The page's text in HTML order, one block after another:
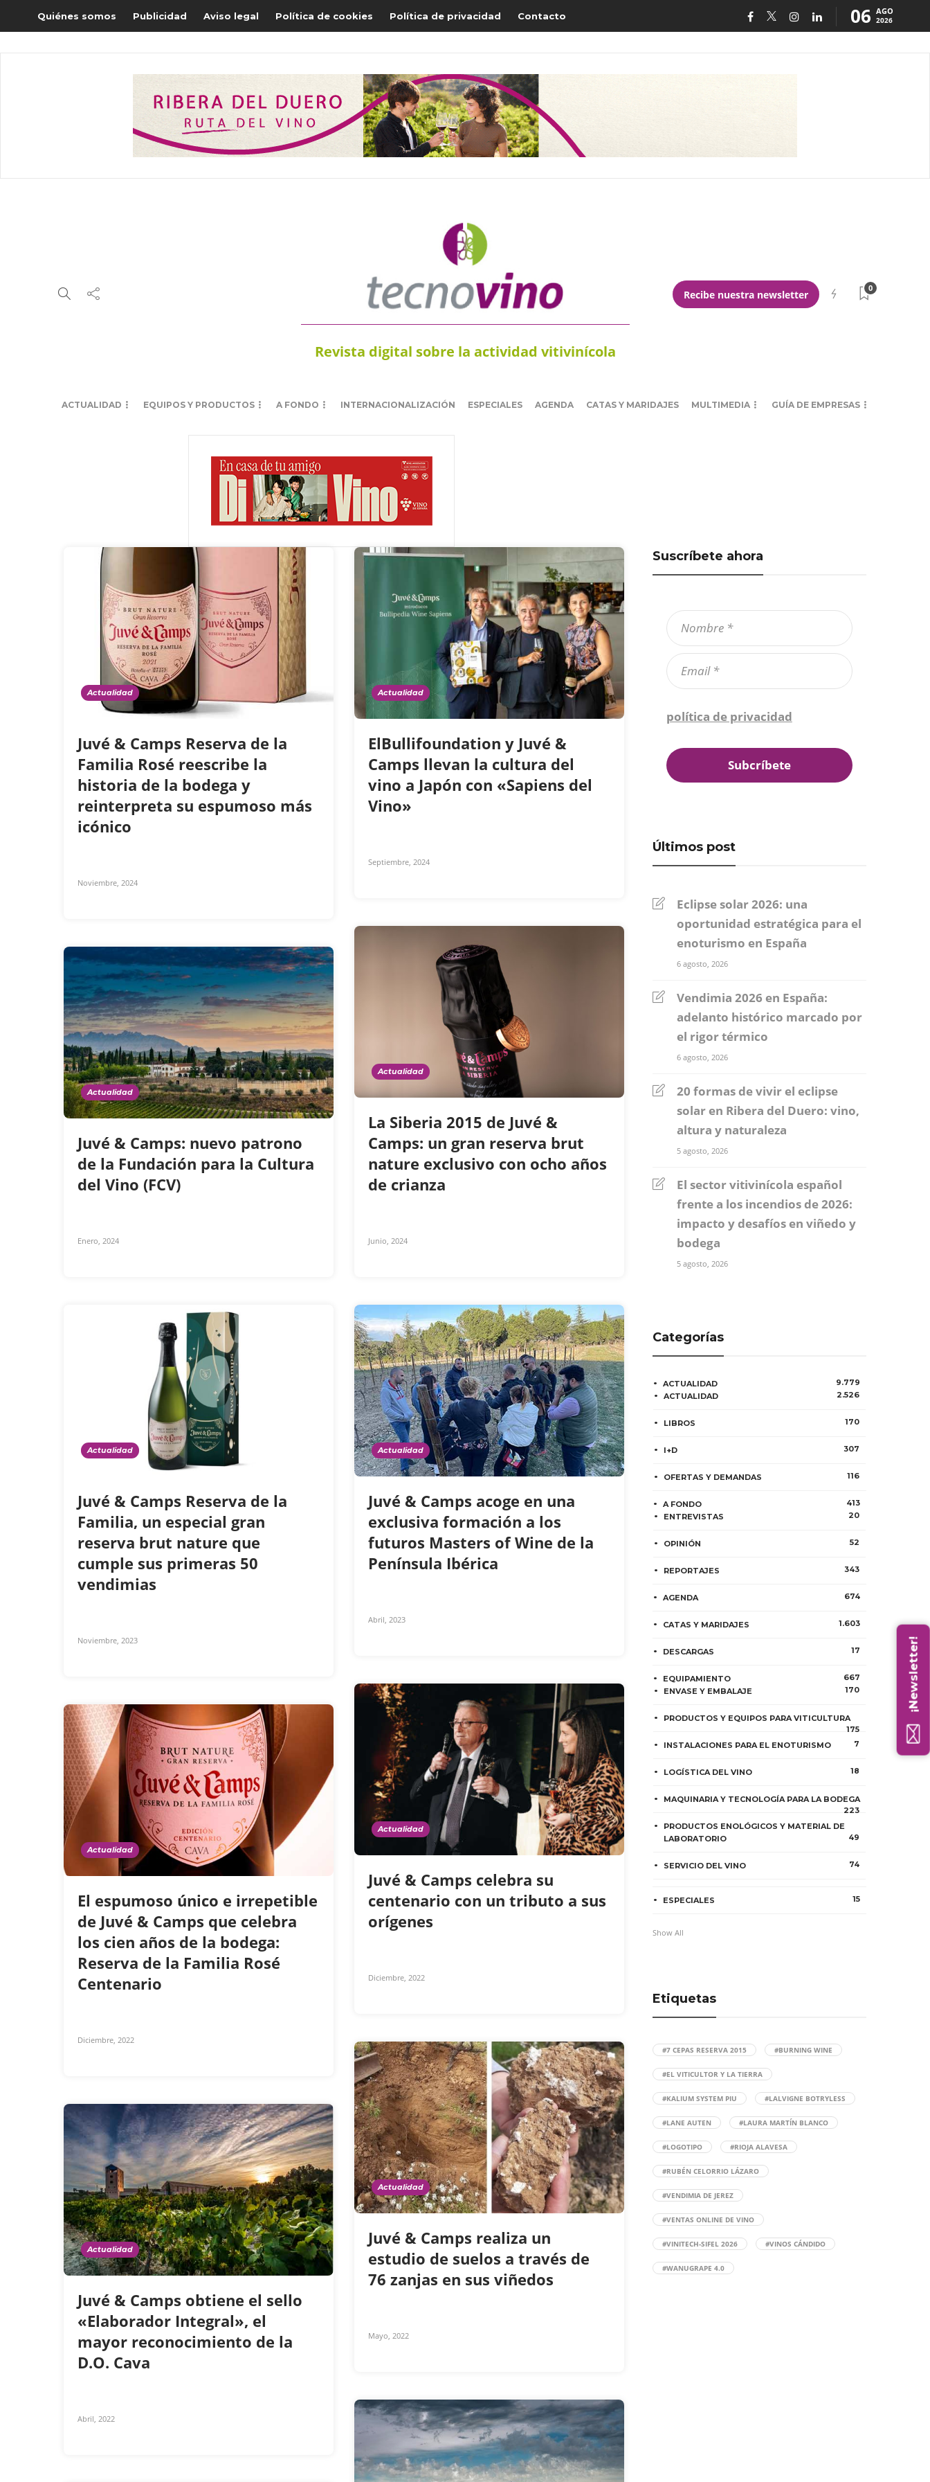
Quiénes somos Publicidad Aviso legal Política de cookies Política de privacidad Contacto 06 AGO
2026
Revista digital sobre la actividad vitivinícola
Recibe nuestra newsletter
0
ACTUALIDAD EQUIPOS Y PRODUCTOS A FONDO INTERNACIONALIZACIÓN ESPECIALES AGENDA CATAS Y MARIDAJES MULTIMEDIA GUÍA DE EMPRESAS
Actualidad
Juvé & Camps Reserva de la
Familia Rosé reescribe la
historia de la bodega y
reinterpreta su espumoso más
icónico
Noviembre, 2024
Actualidad
ElBullifoundation y Juvé &
Camps llevan la cultura del
vino a Japón con «Sapiens del
Vino»
Septiembre, 2024
Actualidad
La Siberia 2015 de Juvé &
Camps: un gran reserva brut
nature exclusivo con ocho años
de crianza
Junio, 2024
Actualidad
Juvé & Camps: nuevo patrono
de la Fundación para la Cultura
del Vino (FCV)
Enero, 2024
Actualidad
Juvé & Camps Reserva de la
Familia, un especial gran
reserva brut nature que
cumple sus primeras 50
vendimias
Noviembre, 2023
Actualidad
Juvé & Camps acoge en una
exclusiva formación a los
futuros Masters of Wine de la
Península Ibérica
Abril, 2023
Actualidad
Juvé & Camps celebra su
centenario con un tributo a sus
orígenes
Diciembre, 2022
Actualidad
El espumoso único e irrepetible
de Juvé & Camps que celebra
los cien años de la bodega:
Reserva de la Familia Rosé
Centenario
Diciembre, 2022
Actualidad
Juvé & Camps realiza un
estudio de suelos a través de
76 zanjas en sus viñedos
Mayo, 2022
Actualidad
Juvé & Camps obtiene el sello
«Elaborador Integral», el
mayor reconocimiento de la
D.O. Cava
Abril, 2022
Suscríbete ahora
política de privacidad
Últimos post
Eclipse solar 2026: una
oportunidad estratégica para el
enoturismo en España
6 agosto, 2026
Vendimia 2026 en España:
adelanto histórico marcado por
el rigor térmico
6 agosto, 2026
20 formas de vivir el eclipse
solar en Ribera del Duero: vino,
altura y naturaleza
5 agosto, 2026
El sector vitivinícola español
frente a los incendios de 2026:
impacto y desafíos en viñedo y
bodega
5 agosto, 2026
Categorías
ACTUALIDAD
9.779
ACTUALIDAD
2.526
LIBROS 170
I+D 307
OFERTAS Y DEMANDAS 116
A FONDO
413
ENTREVISTAS
20
OPINIÓN 52
REPORTAJES 343
AGENDA 674
CATAS Y MARIDAJES 1.603
DESCARGAS 17
EQUIPAMIENTO
667
ENVASE Y EMBALAJE
170
PRODUCTOS Y EQUIPOS PARA VITICULTURA
175
INSTALACIONES PARA EL ENOTURISMO
7
LOGÍSTICA DEL VINO 18
MAQUINARIA Y TECNOLOGÍA PARA LA BODEGA
223
PRODUCTOS ENOLÓGICOS Y MATERIAL DE
LABORATORIO
49
SERVICIO DEL VINO 74
ESPECIALES 15
Show All
Etiquetas
#7 CEPAS RESERVA 2015 #BURNING WINE
#EL VITICULTOR Y LA TIERRA
#KALIUM SYSTEM PIU #LALVIGNE BOTRYLESS
#LANE AUTEN #LAURA MARTÍN BLANCO
#LOGOTIPO #RIOJA ALAVESA
#RUBÉN CELORRIO LÁZARO
#VENDIMIA DE JEREZ
#VENTAS ONLINE DE VINO
#VINITECH-SIFEL 2026 #VINOS CÁNDIDO
#WANUGRAPE 4.0
¡Newsletter!